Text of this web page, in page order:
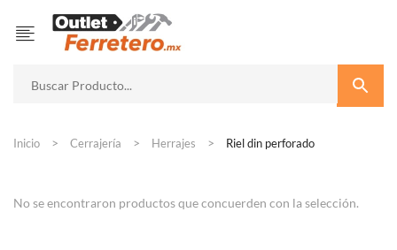
Inicio Cerrajería Herrajes Riel din perforado
No se encontraron productos que concuerden con la selección.